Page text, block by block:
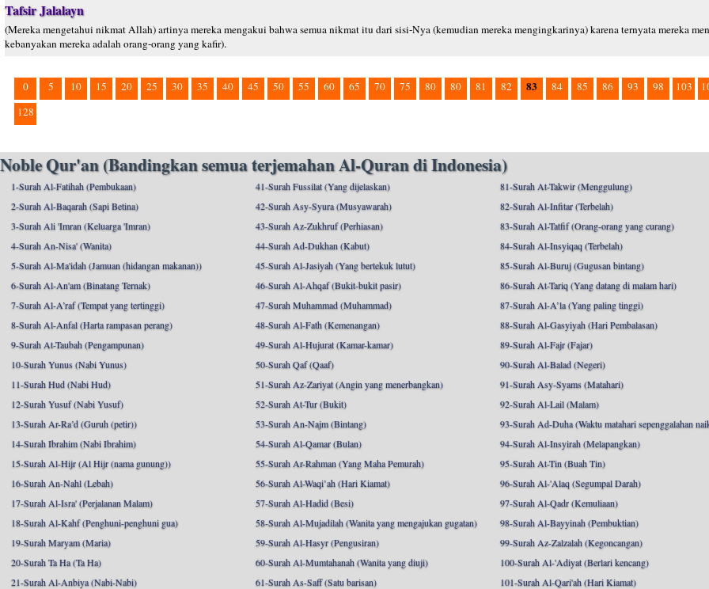
Tafsir Jalalayn
(Mereka mengetahui nikmat Allah) artinya mereka mengakui bahwa semua nikmat itu dari sisi-Nya (kemudian mereka mengingkarinya) karena ternyata mereka
kebanyakan mereka adalah orang-orang yang kafir).
0 5 10 15 20 25 30 35 40 45 50 55 60 65 70 75 80 80 81 82 83 84 85 86 93 98 103
128
Noble Qur'an (Bandingkan semua terjemahan Al-Quran di Indonesia)
1-Surah Al-Fatihah (Pembukaan)
2-Surah Al-Baqarah (Sapi Betina)
3-Surah Ali 'Imran (Keluarga 'Imran)
4-Surah An-Nisa' (Wanita)
5-Surah Al-Ma'idah (Jamuan (hidangan makanan))
6-Surah Al-An'am (Binatang Ternak)
7-Surah Al-A’raf (Tempat yang tertinggi)
8-Surah Al-Anfal (Harta rampasan perang)
9-Surah At-Taubah (Pengampunan)
10-Surah Yunus (Nabi Yunus)
11-Surah Hud (Nabi Hud)
12-Surah Yusuf (Nabi Yusuf)
13-Surah Ar-Ra’d (Guruh (petir))
14-Surah Ibrahim (Nabi Ibrahim)
15-Surah Al-Hijr (Al Hijr (nama gunung))
16-Surah An-Nahl (Lebah)
17-Surah Al-Isra' (Perjalanan Malam)
18-Surah Al-Kahf (Penghuni-penghuni gua)
19-Surah Maryam (Maria)
20-Surah Ta Ha (Ta Ha)
21-Surah Al-Anbiya (Nabi-Nabi)
41-Surah Fussilat (Yang dijelaskan)
42-Surah Asy-Syura (Musyawarah)
43-Surah Az-Zukhruf (Perhiasan)
44-Surah Ad-Dukhan (Kabut)
45-Surah Al-Jasiyah (Yang bertekuk lutut)
46-Surah Al-Ahqaf (Bukit-bukit pasir)
47-Surah Muhammad (Muhammad)
48-Surah Al-Fath (Kemenangan)
49-Surah Al-Hujurat (Kamar-kamar)
50-Surah Qaf (Qaaf)
51-Surah Az-Zariyat (Angin yang menerbangkan)
52-Surah At-Tur (Bukit)
53-Surah An-Najm (Bintang)
54-Surah Al-Qamar (Bulan)
55-Surah Ar-Rahman (Yang Maha Pemurah)
56-Surah Al-Waqi’ah (Hari Kiamat)
57-Surah Al-Hadid (Besi)
58-Surah Al-Mujadilah (Wanita yang mengajukan gugatan)
59-Surah Al-Hasyr (Pengusiran)
60-Surah Al-Mumtahanah (Wanita yang diuji)
61-Surah As-Saff (Satu barisan)
81-Surah At-Takwir (Menggulung)
82-Surah Al-Infitar (Terbelah)
83-Surah Al-Tatfif (Orang-orang yang curang)
84-Surah Al-Insyiqaq (Terbelah)
85-Surah Al-Buruj (Gugusan bintang)
86-Surah At-Tariq (Yang datang di malam hari)
87-Surah Al-A’la (Yang paling tinggi)
88-Surah Al-Gasyiyah (Hari Pembalasan)
89-Surah Al-Fajr (Fajar)
90-Surah Al-Balad (Negeri)
91-Surah Asy-Syams (Matahari)
92-Surah Al-Lail (Malam)
93-Surah Ad-Duha (Waktu matahari sepenggalahan
94-Surah Al-Insyirah (Melapangkan)
95-Surah At-Tin (Buah Tin)
96-Surah Al-'Alaq (Segumpal Darah)
97-Surah Al-Qadr (Kemuliaan)
98-Surah Al-Bayyinah (Pembuktian)
99-Surah Az-Zalzalah (Kegoncangan)
100-Surah Al-'Adiyat (Berlari kencang)
101-Surah Al-Qari'ah (Hari Kiamat)